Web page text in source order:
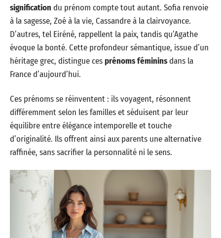
signification du prénom compte tout autant. Sofia renvoie
à la sagesse, Zoé à la vie, Cassandre à la clairvoyance.
D’autres, tel Eiréné, rappellent la paix, tandis qu’Agathe
évoque la bonté. Cette profondeur sémantique, issue d’un
héritage grec, distingue cesprénoms fémininsdans la
France d’aujourd’hui.
Ces prénoms se réinventent : ils voyagent, résonnent
différemment selon les familles et séduisent par leur
équilibre entre élégance intemporelle et touche
d’originalité. Ils offrent ainsi aux parents une alternative
raffinée, sans sacrifier la personnalité ni le sens.